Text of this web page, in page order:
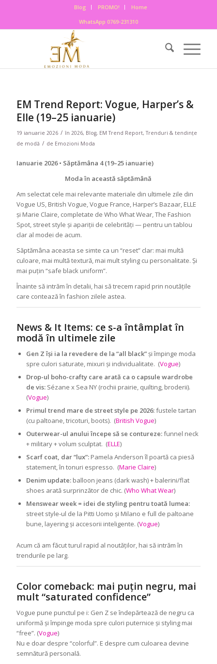
Blog PROMO!
Home
WhatsApp 0769-231310
EM Trend Report: Vogue, Harper’s &
Elle (19–25 ianuarie)
19 ianuarie 2026 / în 2026, Blog, EM Trend Report,Trenduri & tendințe
de modă / de Emozioni Moda
Ianuarie 2026 • Săptămâna 4 (19–25 ianuarie)
Moda în această săptămână
Am selectat cele mai relevante materiale din ultimele zile din
Vogue US, British Vogue, Vogue France, Harper’s Bazaar, ELLE
și Marie Claire, completate de Who What Wear, The Fashion
Spot, street style și apariții de celebrități — pentru un tablou
clar al modei de acum.
Săptămâna aceasta se simte ca un “reset” clar: mai multă
culoare, mai multă textură, mai mult styling cu personalitate. Și
mai puțin “safe black uniform”.
Înainte să intrăm în detalii, hai să trecem rapid prin noutățile
care contează în fashion zilele astea.
News & It Items: ce s-a întâmplat în
modă în ultimele zile
Gen Z își ia la revedere de la “all black”și împinge moda
spre culori saturate, mixuri și individualitate. (Vogue)
Drop-ul boho-crafty care arată ca o capsule wardrobe
de vis:Sézane x Sea NY (rochii prairie, quilting, broderii).
(Vogue)
Primul trend mare de street style pe 2026:fustele tartan
(cu paltoane, tricoturi, boots). (British Vogue)
Outerwear-ul anului începe să se contureze:funnel neck
+ military + volum sculptat. (ELLE)
Scarf coat, dar “lux”:Pamela Anderson îl poartă ca piesă
statement, în tonuri espresso. (Marie Claire)
Denim update:balloon jeans (dark wash) + balerini/flat
shoes arată surprinzător de chic. (Who What Wear)
Menswear week = idei de styling pentru toată lumea:
street style-ul de la Pitti Uomo și Milano e full de paltoane
bune, layering și accesorii inteligente. (Vogue)
Acum că am făcut turul rapid al noutăților, hai să intrăm în
trendurile pe larg.
Color comeback: mai puțin negru, mai
mult “saturated confidence”
Vogue pune punctul pe i: Gen Z se îndepărtează de negru ca
uniformă și împinge moda spre culori puternice și styling mai
“free”. (Vogue)
Nu e doar despre “colorful”. E despre cum culoarea devine
semnătură personală.